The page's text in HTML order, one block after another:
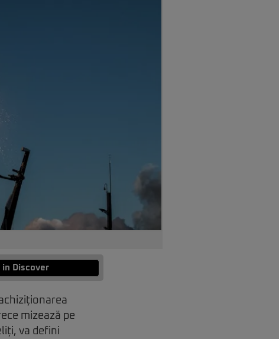
Discover
mizează pe
va defini